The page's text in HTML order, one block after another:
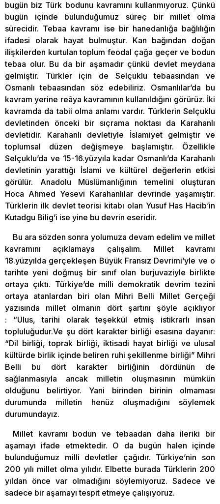
bugün biz Türk bodunu kavramını kullanmıyoruz. Çünkü
bugün içinde bulunduğumuz süreç bir millet olma
sürecidir. Tebaa kavramı ise bir hanedanlığa bağlılığın
ifadesi olarak hayat bulmuştur. Kan bağından doğan
ilişkilerden kurtulan toplum feodal çağa geçer ve bodun
tebaa olur. Bu da bir aşamadır çünkü devlet meydana
gelmiştir. Türkler için de Selçuklu tebaasından ve
Osmanlı tebaasından söz edebiliriz. Osmanlılar’da bu
kavram yerine reâya kavramının kullanıldığını görürüz. İki
kavramda da tabii olma anlamı vardır. Türklerin Selçuklu
devletinden önceki bir sıçrama noktası da Karahanlı
devletidir. Karahanlı devletiyle İslamiyet gelmiştir ve
toplumsal düzen değişmeye başlamıştır. Özellikle
Selçuklu’da ve 15-16.yüzyıla kadar Osmanlı’da Karahanlı
devletinin yarattığı İslami ve kültürel değerlerin etkisi
görülür. Anadolu Müslümanlığının temelini oluşturan
Hoca Ahmed Yesevi Karahanlılar devrinde yaşamıştır.
Türklerin ilk devlet teorisi kitabı olan Yusuf Has Hacib’in
Kutadgu Bilig’i ise yine bu devrin eseridir.
Bu ara sözden sonra yolumuza devam edelim ve millet
kavramını açıklamaya çalışalım. Millet kavramı
18.yüzyılda gerçekleşen Büyük Fransız Devrimi’yle ve o
tarihte yeni doğmuş bir sınıf olan burjuvaziyle birlikte
ortaya çıktı. Türkiye’de milli demokratik devrim tezini
ortaya atanlardan biri olan Mihri Belli Millet Gerçeği
yazısında millet olmanın dört şartını şöyle açıklıyor
: “Ulus, tarihi olarak teşekkül etmiş istikrarlı insan
topluluğudur.Ve şu dört karakter birliği esasına dayanır:
“Dil birliği, toprak birliği, iktisadi hayat birliği ve ulusal
kültürde birlik içinde beliren ruhi şekillenme birliği” Mihri
Belli bu dört karakter birliğinin dördünün de
sağlanmasıyla ancak milletin oluşmasının mümkün
olduğunu belirtiyor. Yani birinden birinin olmaması
durumunda milletin henüz oluşmadığını söylemek
durumundayız.
Millet kavramı bodun ve tebaadan daha ileriki bir
aşamayı ifade etmektedir. O da bugün halen içinde
bulunduğumuz milli devletler çağıdır. Türkiye’nin son
200 yılı millet olma yılıdır. Elbette burada Türklerin 200
yıldan önce var olmadığını söylemiyoruz. Sadece ve
sadece bir aşamayı tespit etmeye çalışıyoruz.